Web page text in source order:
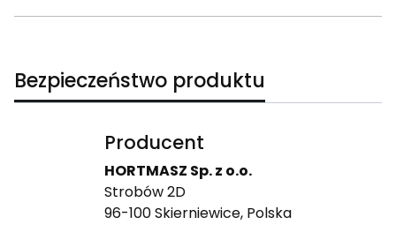
Bezpieczeństwo produktu
Producent
HORTMASZ Sp. z o.o.
Strobów 2D
96-100 Skierniewice, Polska